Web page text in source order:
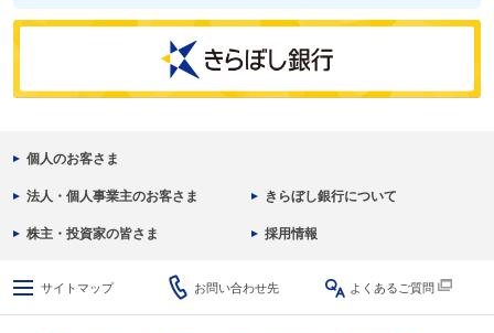
個人のお客さま
法人・個人事業主のお客さま きらぼし銀行について
株主・投資家の皆さま 採用情報
サイトマップ お問い合わせ先 よくあるご質問